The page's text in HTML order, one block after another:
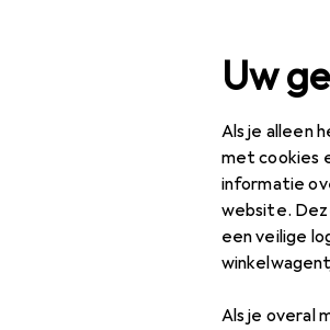
Uw
Als je alleen
met cookies
informatie
website.
een veilige
Als je overal